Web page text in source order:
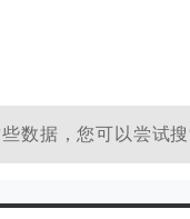
数据，您可以尝试